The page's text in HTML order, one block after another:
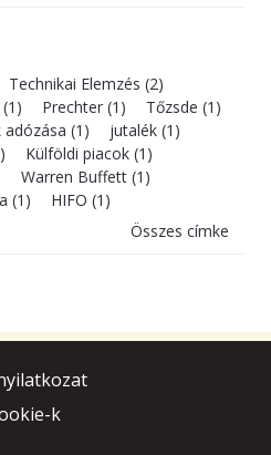
Technikai Elemzés (2)
Prechter (1)
Tőzsde (1)
adózása (1)
jutalék (1)
Külföldi piacok (1)
Warren Buffett (1)
(1)
HIFO (1)
Összes címke
k